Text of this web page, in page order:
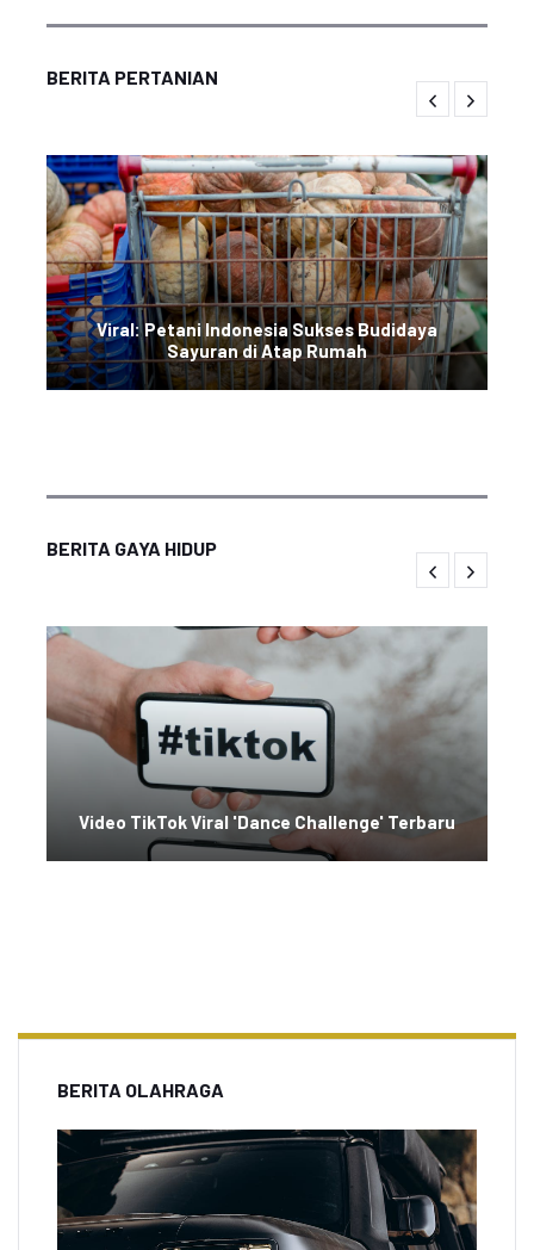
BERITA PERTANIAN
Viral: Petani Indonesia Sukses Budidaya
Sayuran di Atap Rumah
BERITA GAYA HIDUP
Video TikTok Viral 'Dance Challenge' Terbaru
BERITA OLAHRAGA